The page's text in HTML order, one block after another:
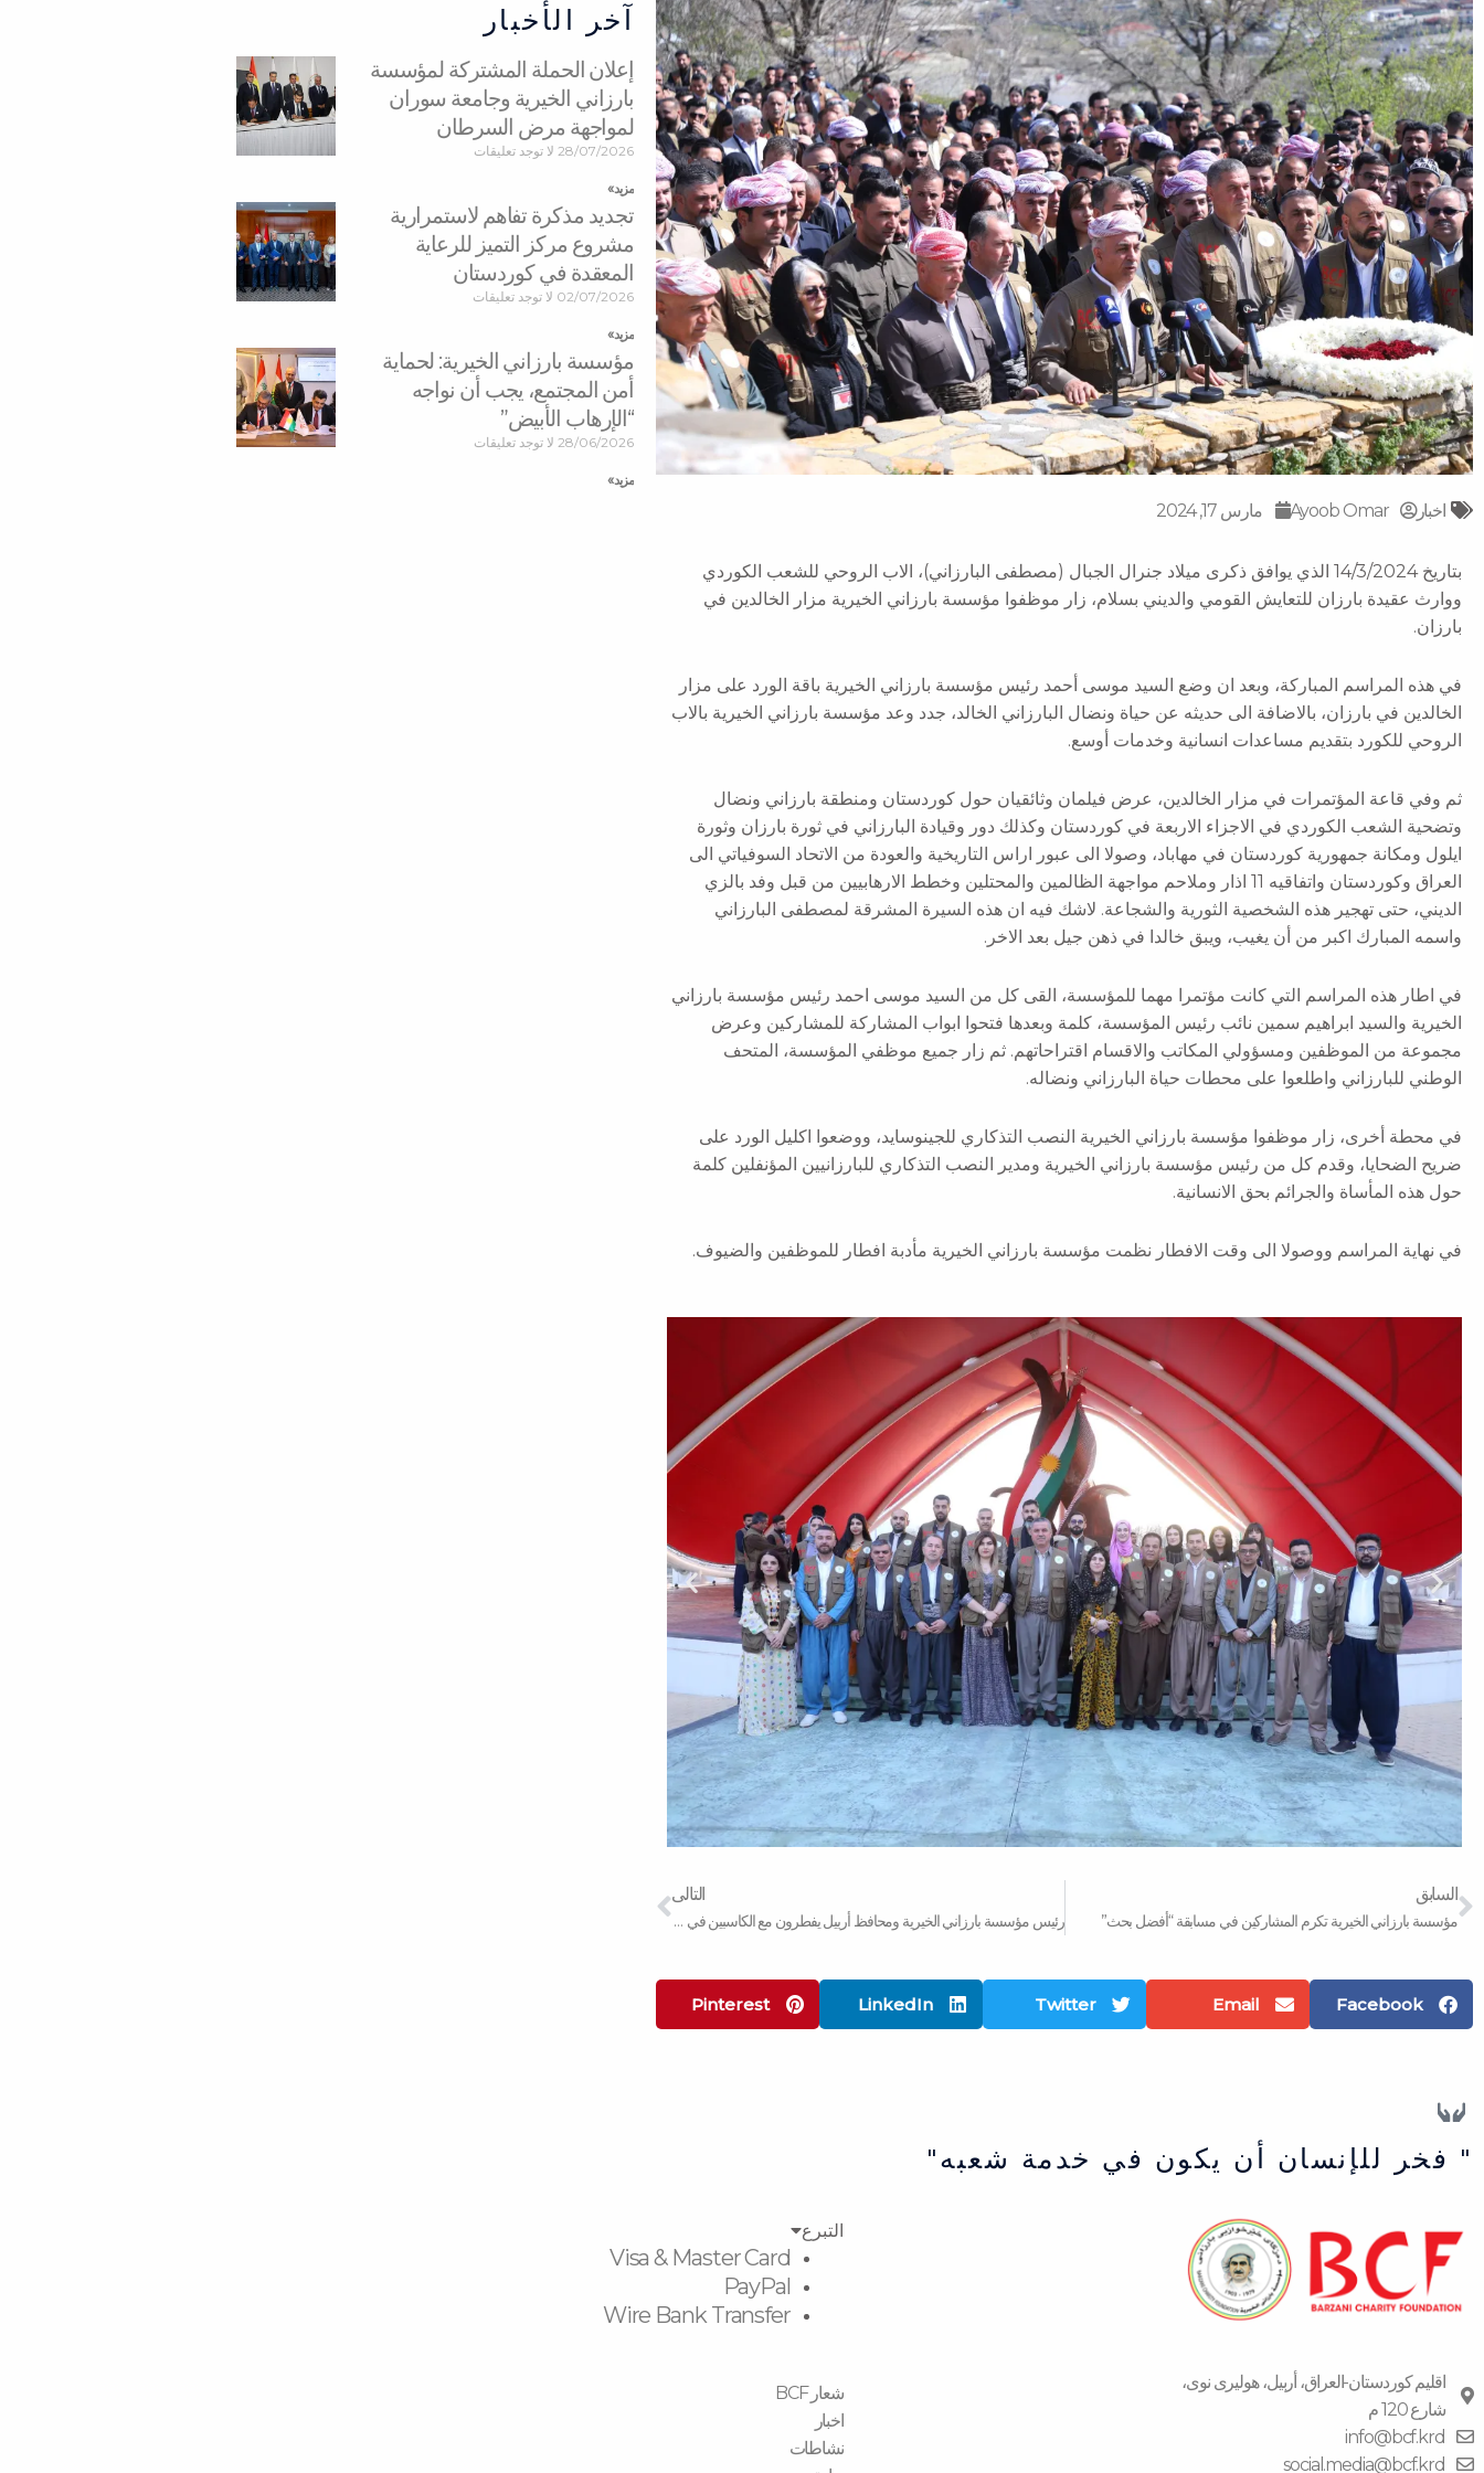
اخبار Ayoob Omar مارس 17, 2024
بتاريخ 14/3/2024 الذي يوافق ذكرى ميلاد جنرال الجبال (مصطفى البارزاني)، الاب الروحي للشعب الكوردي
ووارث عقيدة بارزان للتعايش القومي والديني بسلام، زار موظفوا مؤسسة بارزاني الخيرية مزار الخالدين في
بارزان.
في هذه المراسم المباركة، وبعد ان وضع السيد موسى أحمد رئيس مؤسسة بارزاني الخيرية باقة الورد على مزار
الخالدين في بارزان، بالاضافة الى حديثه عن حياة ونضال البارزاني الخالد، جدد وعد مؤسسة بارزاني الخيرية بالاب
الروحي للكورد بتقديم مساعدات انسانية وخدمات أوسع.
ثم وفي قاعة المؤتمرات في مزار الخالدين، عرض فيلمان وثائقيان حول كوردستان ومنطقة بارزاني ونضال
وتضحية الشعب الكوردي في الاجزاء الاربعة في كوردستان وكذلك دور وقيادة البارزاني في ثورة بارزان وثورة
ايلول ومكانة جمهورية كوردستان في مهاباد، وصولا الى عبور اراس التاریخیة والعودة من الاتحاد السوفیاتي الی
العراق وكوردستان واتفاقیە 11 اذار وملاحم مواجهة الظالمين والمحتلين وخطط الارهابيين من قبل وفد بالزي
الديني، حتى تهجير هذه الشخصية الثورية والشجاعة. لاشك فيه ان هذه السيرة المشرقة لمصطفى البارزاني
واسمه المبارك اكبر من أن يغيب، ويبق خالدا في ذهن جيل بعد الاخر.
في اطار هذه المراسم التي كانت مؤتمرا مهما للمؤسسة، القى كل من السيد موسى احمد رئيس مؤسسة بارزاني
الخيرية والسيد ابراهيم سمين نائب رئيس المؤسسة، كلمة وبعدها فتحوا ابواب المشاركة للمشاركين وعرض
مجموعة من الموظفين ومسؤولي المكاتب والاقسام اقتراحاتهم. ثم زار جميع موظفي المؤسسة، المتحف
الوطني للبارزاني واطلعوا على محطات حياة البارزاني ونضاله.
في محطة أخرى، زار موظفوا مؤسسة بارزاني الخيرية النصب التذكاري للجينوسايد، ووضعوا اكليل الورد على
ضريح الضحايا، وقدم كل من رئيس مؤسسة بارزاني الخيرية ومدير النصب التذكاري للبارزانيين المؤنفلين كلمة
حول هذه المأساة والجرائم بحق الانسانية.
في نهاية المراسم ووصولا الى وقت الافطار نظمت مؤسسة بارزاني الخيرية مأدبة افطار للموظفين والضيوف.
Prev
السابق
مؤسسة بارزاني الخيرية تكرم المشاركين في مسابقة “أفضل بحث”
التالى
رئيس مؤسسة بارزاني الخيرية ومحافظ أربيل يفطرون مع الكاسبين في سوق أربيل
Next
Facebook
Email
Twitter
LinkedIn
Pinterest
آخر الأخبار
إعلان الحملة المشتركة لمؤسسة
بارزاني الخيرية وجامعة سوران
لمواجهة مرض السرطان
28/07/2026 لا توجد تعليقات
مزید »
تجديد مذكرة تفاهم لاستمرارية
مشروع مركز التميز للرعاية
المعقدة في كوردستان
02/07/2026 لا توجد تعليقات
مزید »
مؤسسة بارزاني الخيرية: لحماية
أمن المجتمع، يجب أن نواجه
“الإرهاب الأبيض”
28/06/2026 لا توجد تعليقات
مزید »
" فخر للإنسان أن يكون في خدمة شعبه"
اقلیم كوردستان-العراق، أربیل، هولیری نوی،
شارع 120 م
info@bcf.krd
social.media@bcf.krd
التبرع
Visa & Master Card
PayPal
Wire Bank Transfer
شعار BCF
اخبار
نشاطات